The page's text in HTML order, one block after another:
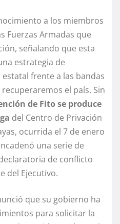
a los miembros
Fuerzas Armadas que
señalando que esta
estrategia de
frente a las bandas
el país. Sin
de Fito se produce
del Centro de Privación
ocurrida el 7 de enero
una serie de
de conflicto
del Ejecutivo.
que su gobierno ha
para solicitar la